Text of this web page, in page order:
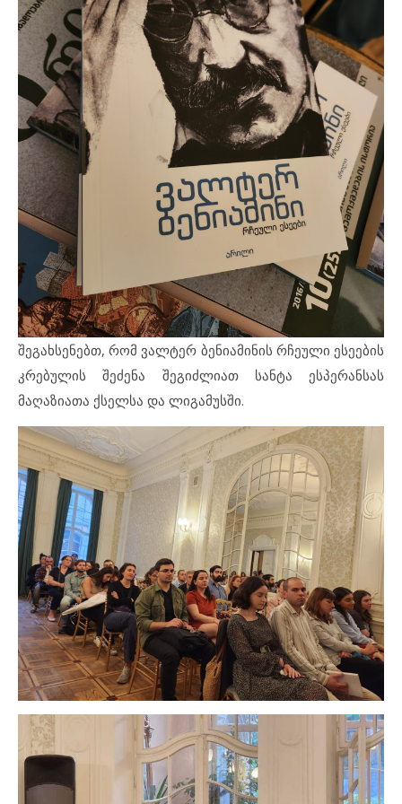
შეგახსენებთ, რომ ვალტერ ბენიამინის რჩეული ესეების
კრებულის შეძენა შეგიძლიათ სანტა ესპერანსას
მაღაზიათა ქსელსა და ლიგამუსში.